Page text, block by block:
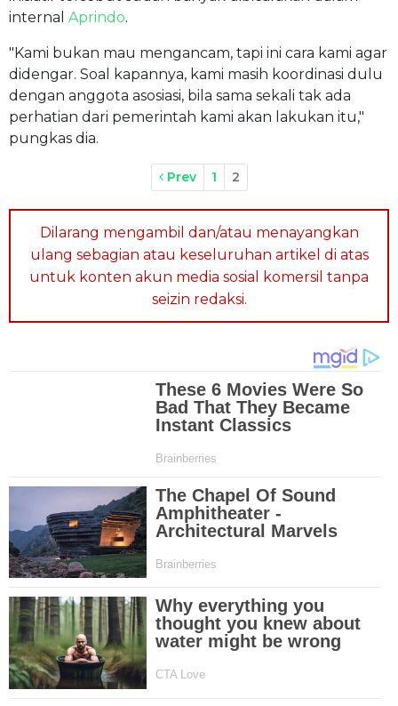
internal Aprindo.
"Kami bukan mau mengancam, tapi ini cara kami agar
didengar. Soal kapannya, kami masih koordinasi dulu
dengan anggota asosiasi, bila sama sekali tak ada
perhatian dari pemerintah kami akan lakukan itu,"
pungkas dia.
Prev 1 2
Dilarang mengambil dan/atau menayangkan
ulang sebagian atau keseluruhan artikel di atas
untuk konten akun media sosial komersil tanpa
seizin redaksi.